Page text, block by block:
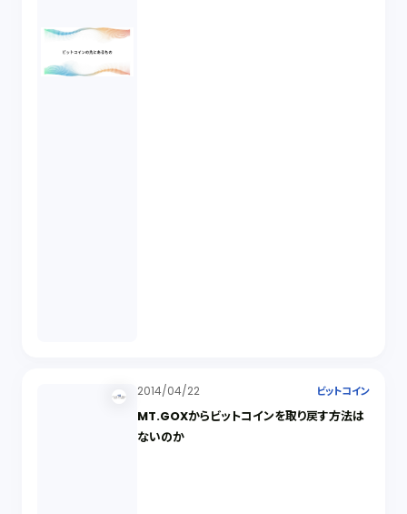
2014/04/22 ビットコイン
MT.GOXからビットコインを取り戻す方法は
ないのか